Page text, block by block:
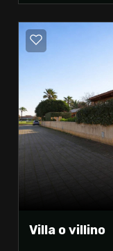
Villa o villino